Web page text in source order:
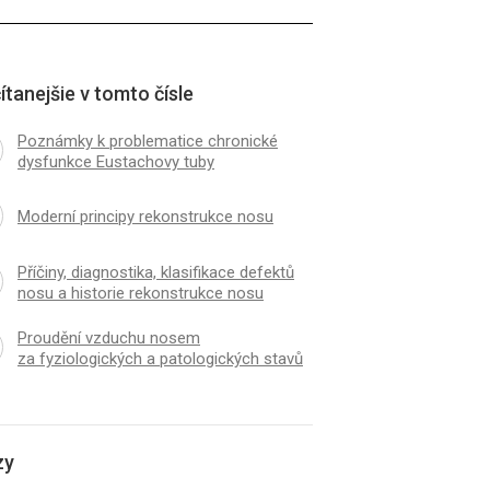
v tomto čísle
Poznámky k problematice chronické
dysfunkce Eustachovy tuby
Moderní principy rekonstrukce nosu
Příčiny, diagnostika, klasifikace defektů
nosu a historie rekonstrukce nosu
Proudění vzduchu nosem
za fyziologických a patologických stavů